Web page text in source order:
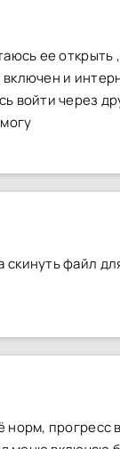
ее открыть
и
войти через
файл
норм, прогресс